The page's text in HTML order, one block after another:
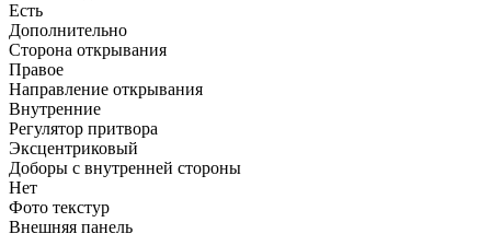
Есть
Дополнительно
Сторона открывания
Правое
Направление открывания
Внутренние
Регулятор притвора
Эксцентриковый
Доборы с внутренней стороны
Нет
Фото текстур
Внешняя панель